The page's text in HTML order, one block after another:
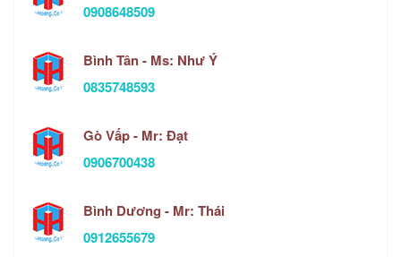
0908648509
Bình Tân - Ms: Như Ý
0835748593
Gò Vấp - Mr: Đạt
0906700438
Bình Dương - Mr: Thái
0912655679